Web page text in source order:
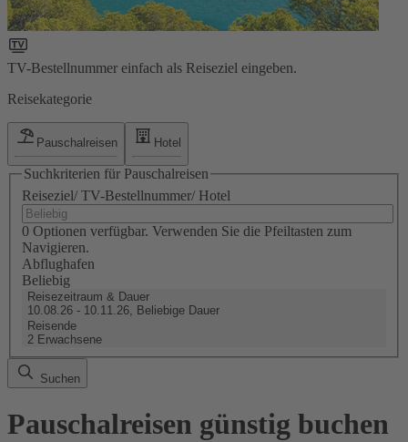
TV-Bestellnummer einfach als Reiseziel eingeben.
Reisekategorie
Pauschalreisen Hotel
Suchkriterien für Pauschalreisen
Reiseziel/ TV-Bestellnummer/ Hotel
0 Optionen verfügbar. Verwenden Sie die Pfeiltasten zum
Navigieren.
Abflughafen
Beliebig
Reisezeitraum & Dauer
10.08.26 - 10.11.26, Beliebige Dauer
Reisende
2 Erwachsene
Suchen
Pauschalreisen günstig buchen